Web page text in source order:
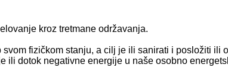
kroz tretmane održavanja.
fizičkom stanju, a cilj je ili sanirati i posložiti ili
ili dotok negativne energije u naše osobno